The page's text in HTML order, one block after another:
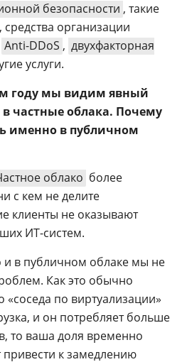
безопасности , такие
организации
Anti-DDoS , двухфакторная
услуги.
году мы видим явный
частные облака. Почему
именно в публичном
облако более
с кем не делите
клиенты не оказывают
ИТ-систем.
и в публичном облаке мы не
Как это обычно
«соседа по виртуализации»
и он потребляет больше
то ваша доля временно
к замедлению